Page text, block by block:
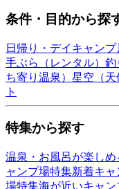
条件・目的から探
日帰り・デイキャンプ
手ぶら（レンタル） 釣
ち寄り温泉） 星空（天
ト
特集から探す
温泉・お風呂が楽し
ャンプ場特集新着キ
場特集海が近いキャン